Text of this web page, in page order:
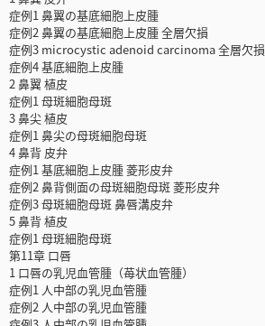
症例1 鼻翼の基底細胞上皮腫
症例2 鼻翼の基底細胞上皮腫 全層欠損
症例3 microcystic adenoid carcinoma 全層欠損
症例4 基底細胞上皮腫
2 鼻翼 植皮
症例1 母斑細胞母斑
3 鼻尖 植皮
症例1 鼻尖の母斑細胞母斑
4 鼻背 皮弁
症例1 基底細胞上皮腫 菱形皮弁
症例2 鼻背側面の母斑細胞母斑 菱形皮弁
症例3 母斑細胞母斑 鼻唇溝皮弁
5 鼻背 植皮
症例1 母斑細胞母斑
第11章 口唇
1 口唇の乳児血管腫（苺状血管腫）
症例1 人中部の乳児血管腫
症例2 人中部の乳児血管腫